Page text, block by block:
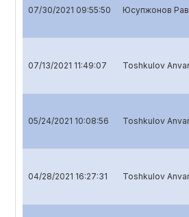
07/30/2021 09:55:50 Юсупжонов
07/13/2021 11:49:07 Toshkulov
05/24/2021 10:08:56 Toshkulov
04/28/2021 16:27:31 Toshkulov